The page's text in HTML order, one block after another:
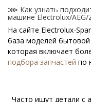
⋙ Как узнать
машине Electrolux/AEG/
На сайте Electrolux-
база моделей бытовой
которая включает
подбора запчастей по
Electrolux/AEG/Zanussi?
Часто ищут детали с